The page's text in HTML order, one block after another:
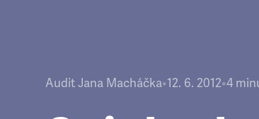
Audit Jana Macháčka•12. 6. 2012•4